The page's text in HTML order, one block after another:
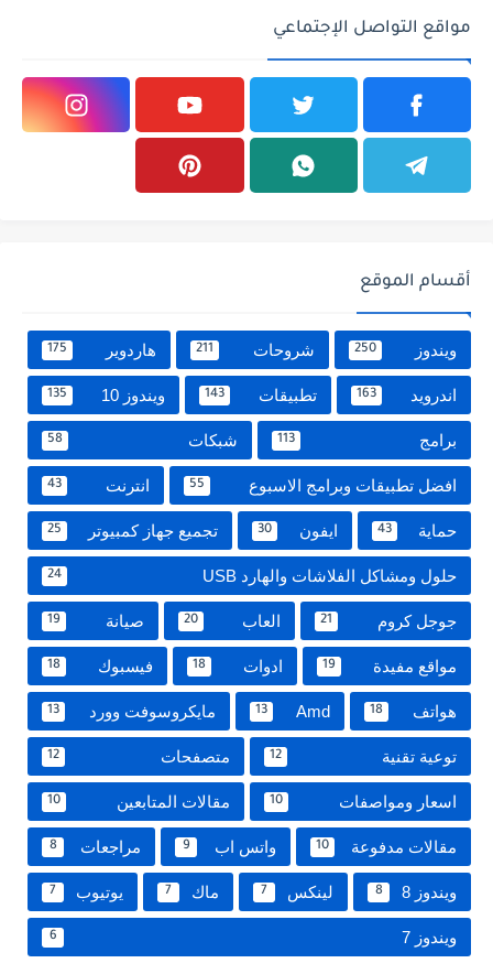
مواقع التواصل الإجتماعي
أقسام الموقع
ويندوز 250 شروحات 211 هاردوير 175
اندرويد 163 تطبيقات 143 ويندوز 10 135
برامج 113 شبكات 58
افضل تطبيقات وبرامج الاسبوع 55 انترنت 43
حماية 43 ايفون 30 تجميع جهاز كمبيوتر 25
حلول ومشاكل الفلاشات والهارد USB 24
جوجل كروم 21 العاب 20 صيانة 19
مواقع مفيدة 19 ادوات 18 فيسبوك 18
هواتف 18
Amd
13 مايكروسوفت وورد 13
توعية تقنية 12 متصفحات 12
اسعار ومواصفات 10 مقالات المتابعين 10
مقالات مدفوعة 10 واتس اب 9 مراجعات 8
ويندوز 8 8 لينكس 7 ماك 7 يوتيوب 7
ويندوز 7 6